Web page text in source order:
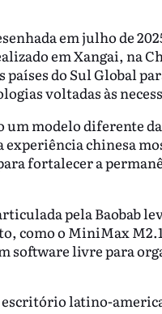
em julho de
em Xangai, na
do Sul Global
voltadas às
um modelo diferente
experiência chinesa
fortalecer a
pela Baobab
como o MiniMax
software livre para
latino-